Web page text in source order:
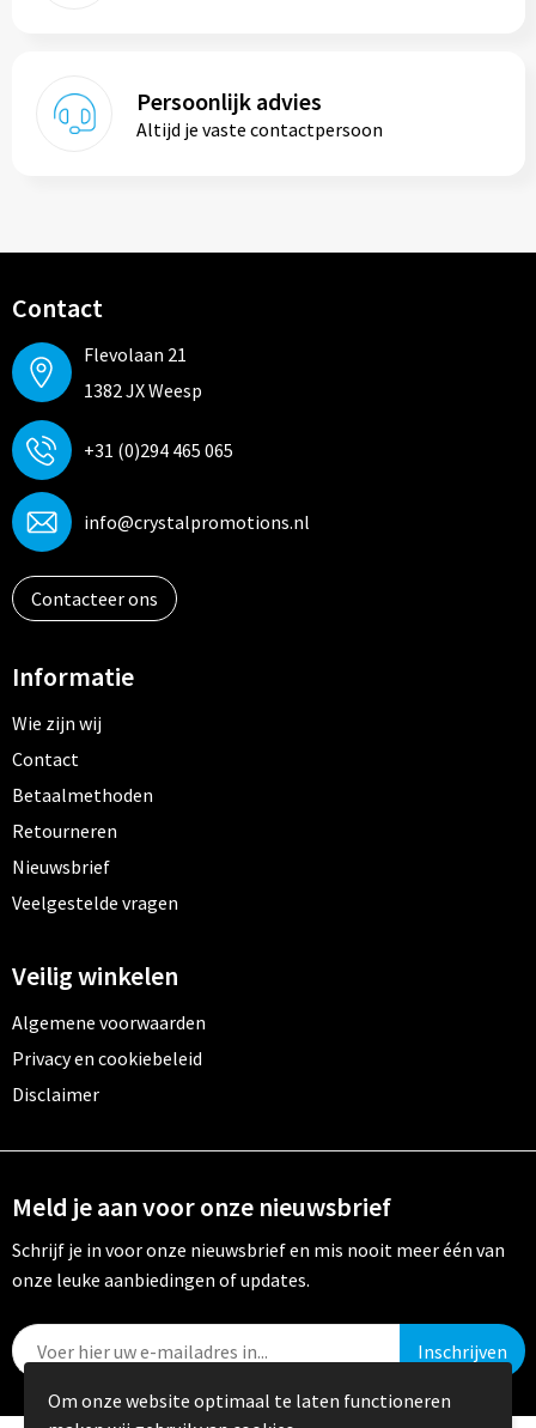
Persoonlijk advies
Altijd je vaste contactpersoon
Contact
Flevolaan 21
1382 JX Weesp
+31 (0)294 465 065
info@crystalpromotions.nl
Contacteer ons
Informatie
Wie zijn wij
Contact
Betaalmethoden
Retourneren
Nieuwsbrief
Veelgestelde vragen
Veilig winkelen
Algemene voorwaarden
Privacy en cookiebeleid
Disclaimer
Meld je aan voor onze nieuwsbrief
Schrijf je in voor onze nieuwsbrief en mis nooit meer één van
onze leuke aanbiedingen of updates.
Om onze website optimaal te laten functioneren